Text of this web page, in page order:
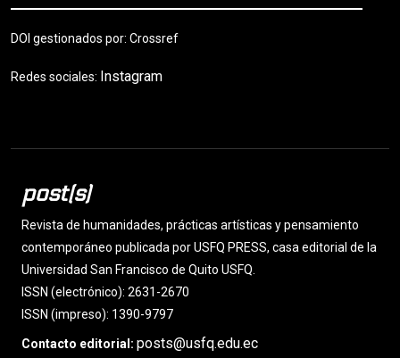
DOI gestionados por: Crossref
Redes sociales: Instagram
post(s)
Revista de humanidades, prácticas artísticas y pensamiento
contemporáneo publicada por USFQ PRESS, casa editorial de la
Universidad San Francisco de Quito USFQ.
ISSN (electrónico): 2631-2670
ISSN (impreso): 1390-9797
Contacto editorial: posts@usfq.edu.ec